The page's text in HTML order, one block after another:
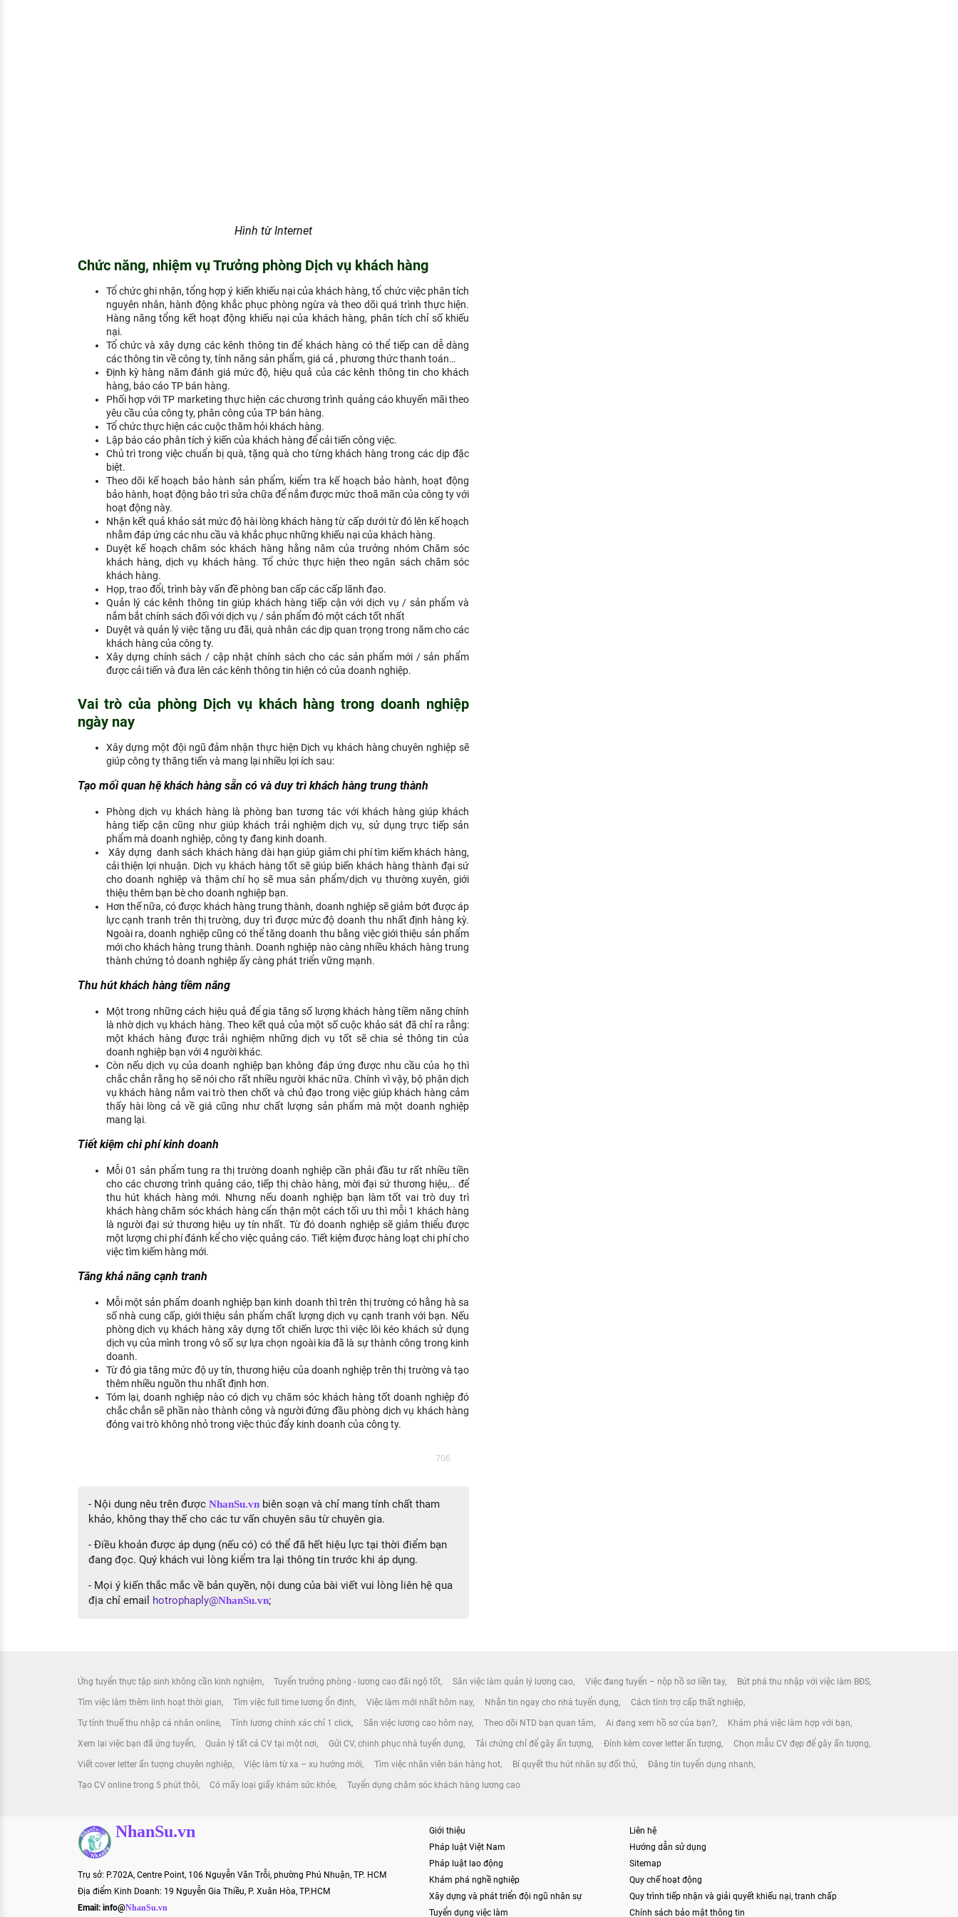
Hình từ Internet
Chức năng, nhiệm vụ Trưởng phòng Dịch vụ khách hàng
Tổ chức ghi nhận, tổng hợp ý kiến khiếu nại của khách hàng, tổ chức việc phân tích
nguyên nhân, hành động khắc phục phòng ngừa và theo dõi quá trình thực hiện.
Hàng năng tổng kết hoạt động khiếu nại của khách hàng, phân tích chỉ số khiếu
nại.
Tổ chức và xây dựng các kênh thông tin để khách hàng có thể tiếp can dễ dàng
các thông tin về công ty, tính năng sản phẩm, giá cả , phương thức thanh toán…
Định kỳ hàng năm đánh giá mức độ, hiệu quả của các kênh thông tin cho khách
hàng, báo cáo TP bán hàng.
Phối hợp với TP marketing thực hiện các chương trình quảng cáo khuyến mãi theo
yêu cầu của công ty, phân công của TP bán hàng.
Tổ chức thực hiện các cuộc thăm hỏi khách hàng.
Lập báo cáo phân tích ý kiến của khách hàng để cải tiến công việc.
Chủ trì trong việc chuẩn bị quà, tặng quà cho từng khách hàng trong các dịp đặc
biệt.
Theo dõi kế hoạch bảo hành sản phẩm, kiểm tra kế hoạch bảo hành, hoạt động
bảo hành, hoạt động bảo trì sửa chữa để nắm được mức thoã mãn của công ty với
hoạt động này.
Nhận kết quả khảo sát mức độ hài lòng khách hàng từ cấp dưới từ đó lên kế hoạch
nhằm đáp ứng các nhu cầu và khắc phục những khiếu nại của khách hàng.
Duyệt kế hoạch chăm sóc khách hàng hằng năm của trưởng nhóm Chăm sóc
khách hàng, dịch vụ khách hàng. Tổ chức thực hiện theo ngân sách chăm sóc
khách hàng.
Họp, trao đổi, trình bày vấn đề phòng ban cấp các cấp lãnh đạo.
Quản lý các kênh thông tin giúp khách hàng tiếp cận với dịch vụ / sản phẩm và
nắm bắt chính sách đối với dịch vụ / sản phẩm đó một cách tốt nhất
Duyệt và quản lý việc tặng ưu đãi, quà nhân các dịp quan trọng trong năm cho các
khách hàng của công ty.
Xây dựng chính sách / cập nhật chính sách cho các sản phẩm mới / sản phẩm
được cải tiến và đưa lên các kênh thông tin hiện có của doanh nghiệp.
Vai trò của phòng Dịch vụ khách hàng trong doanh nghiệp
ngày nay
Xây dựng một đội ngũ đảm nhận thực hiện Dịch vụ khách hàng chuyên nghiệp sẽ
giúp công ty thăng tiến và mang lại nhiều lợi ích sau:
Tạo mối quan hệ khách hàng sẵn có và duy trì khách hàng trung thành
Phòng dịch vụ khách hàng là phòng ban tương tác với khách hàng giúp khách
hàng tiếp cận cũng như giúp khách trải nghiệm dịch vụ, sử dụng trực tiếp sản
phẩm mà doanh nghiệp, công ty đang kinh doanh.
Xây dựng danh sách khách hàng dài hạn giúp giảm chi phí tìm kiếm khách hàng,
cải thiện lợi nhuận. Dịch vụ khách hàng tốt sẽ giúp biến khách hàng thành đại sứ
cho doanh nghiệp và thậm chí họ sẽ mua sản phẩm/dịch vụ thường xuyên, giới
thiệu thêm bạn bè cho doanh nghiệp bạn.
Hơn thế nữa, có được khách hàng trung thành, doanh nghiệp sẽ giảm bớt được áp
lực cạnh tranh trên thị trường, duy trì được mức độ doanh thu nhất định hàng kỳ.
Ngoài ra, doanh nghiệp cũng có thể tăng doanh thu bằng việc giới thiệu sản phẩm
mới cho khách hàng trung thành. Doanh nghiệp nào càng nhiều khách hàng trung
thành chứng tỏ doanh nghiệp ấy càng phát triển vững mạnh.
Thu hút khách hàng tiềm năng
Một trong những cách hiệu quả để gia tăng số lượng khách hàng tiềm năng chính
là nhờ dịch vụ khách hàng. Theo kết quả của một số cuộc khảo sát đã chỉ ra rằng:
một khách hàng được trải nghiệm những dịch vụ tốt sẽ chia sẻ thông tin của
doanh nghiệp bạn với 4 người khác.
Còn nếu dịch vụ của doanh nghiệp bạn không đáp ứng được nhu cầu của họ thì
chắc chắn rằng họ sẽ nói cho rất nhiều người khác nữa. Chính vì vậy, bộ phận dịch
vụ khách hàng nắm vai trò then chốt và chủ đạo trong việc giúp khách hàng cảm
thấy hài lòng cả về giá cũng như chất lượng sản phẩm mà một doanh nghiệp
mang lại.
Tiết kiệm chi phí kinh doanh
Mỗi 01 sản phẩm tung ra thị trường doanh nghiệp cần phải đầu tư rất nhiều tiền
cho các chương trình quảng cáo, tiếp thị chào hàng, mời đại sứ thương hiệu,.. để
thu hút khách hàng mới. Nhưng nếu doanh nghiệp bạn làm tốt vai trò duy trì
khách hàng chăm sóc khách hàng cẩn thận một cách tối ưu thì mỗi 1 khách hàng
là người đại sứ thương hiệu uy tín nhất. Từ đó doanh nghiệp sẽ giảm thiểu được
một lượng chi phí đánh kể cho việc quảng cáo. Tiết kiệm được hàng loạt chi phí cho
việc tìm kiếm hàng mới.
Tăng khả năng cạnh tranh
Mỗi một sản phẩm doanh nghiệp bạn kinh doanh thì trên thị trường có hằng hà sa
số nhà cung cấp, giới thiệu sản phẩm chất lượng dịch vụ cạnh tranh với bạn. Nếu
phòng dịch vụ khách hàng xây dựng tốt chiến lược thì việc lôi kéo khách sử dụng
dịch vụ của mình trong vô số sự lựa chọn ngoài kia đã là sự thành công trong kinh
doanh.
Từ đó gia tăng mức độ uy tín, thương hiệu của doanh nghiệp trên thị trường và tạo
thêm nhiều nguồn thu nhất định hơn.
Tóm lại, doanh nghiệp nào có dịch vụ chăm sóc khách hàng tốt doanh nghiệp đó
chắc chắn sẽ phần nào thành công và người đứng đầu phòng dịch vụ khách hàng
đóng vai trò không nhỏ trong việc thúc đẩy kinh doanh của công ty.
706
- Nội dung nêu trên được NhanSu.vnbiên soạn và chỉ mang tính chất tham
khảo, không thay thế cho các tư vấn chuyên sâu từ chuyên gia.
- Điều khoản được áp dụng (nếu có) có thể đã hết hiệu lực tại thời điểm bạn
đang đọc. Quý khách vui lòng kiểm tra lại thông tin trước khi áp dụng.
- Mọi ý kiến thắc mắc về bản quyền, nội dung của bài viết vui lòng liên hệ qua
địa chỉ email hotrophaply@NhanSu.vn;
Ứng tuyển thực tập sinh không cần kinh nghiệm Tuyển trưởng phòng - lương cao đãi ngộ tốt Săn việc làm quản lý lương cao Việc đang tuyển – nộp hồ sơ liền tay Bứt phá thu nhập với việc làm BĐS
Tìm việc làm thêm linh hoạt thời gian Tìm việc full time lương ổn định Việc làm mới nhất hôm nay Nhắn tin ngay cho nhà tuyển dụng Cách tính trợ cấp thất nghiệp
Tự tính thuế thu nhập cá nhân online Tính lương chính xác chỉ 1 click Săn việc lương cao hôm nay Theo dõi NTD bạn quan tâm Ai đang xem hồ sơ của bạn? Khám phá việc làm hợp với bạn
Xem lại việc bạn đã ứng tuyển Quản lý tất cả CV tại một nơi Gửi CV, chinh phục nhà tuyển dụng Tải chứng chỉ để gây ấn tượng Đính kèm cover letter ấn tượng Chọn mẫu CV đẹp để gây ấn tượng
Viết cover letter ấn tượng chuyên nghiệp Việc làm từ xa – xu hướng mới Tìm việc nhân viên bán hàng hot Bí quyết thu hút nhân sự đối thủ Đăng tin tuyển dụng nhanh
Tạo CV online trong 5 phút thôi Có mấy loại giấy khám sức khỏe Tuyển dụng chăm sóc khách hàng lương cao
NhanSu.vn
Trụ sở: P.702A, Centre Point, 106 Nguyễn Văn Trỗi, phường Phú Nhuận, TP. HCM
Địa điểm Kinh Doanh: 19 Nguyễn Gia Thiều, P. Xuân Hòa, TP.HCM
Email: info@NhanSu.vn
Giới thiệu
Pháp luật Việt Nam
Pháp luật lao động
Khám phá nghề nghiệp
Xây dựng và phát triển đội ngũ nhân sự
Tuyển dụng việc làm
Liên hệ
Hướng dẫn sử dụng
Sitemap
Quy chế hoạt động
Quy trình tiếp nhận và giải quyết khiếu nại, tranh chấp
Chính sách bảo mật thông tin